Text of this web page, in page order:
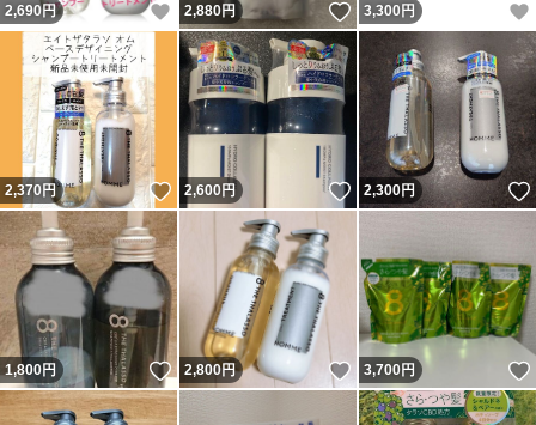
2,690円 いいね！
2,880円 いいね！
3,300 円
2,370 円 いいね！
2,600円 いいね！
2,300円
1,800円 いいね！
2,800円 いいね！
3,700円